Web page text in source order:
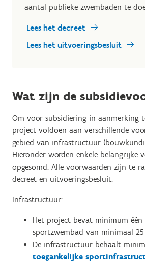
aantal publieke zwembaden te
Lees het decreet
Lees het uitvoeringsbesluit
Wat zijn de
Om voor subsidiëring in aanmerking
project voldoen aan verschillende
gebied van infrastructuur
Hieronder worden enkele belangrijke
opgesomd. Alle voorwaarden zijn te
decreet en uitvoeringsbesluit.
Infrastructuur:
Het project bevat minimum één
sportzwembad van minimaal 25
De infrastructuur behaalt
toegankelijke